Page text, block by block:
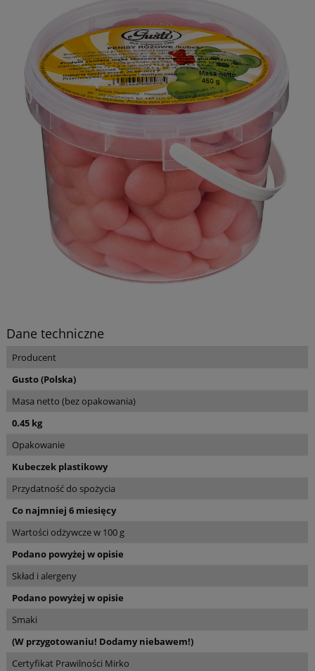
Dane techniczne
Producent
Gusto (Polska)
Masa netto (bez opakowania)
0.45 kg
Opakowanie
Kubeczek plastikowy
Przydatność do spożycia
Co najmniej 6 miesięcy
Wartości odżywcze w 100 g
Podano powyżej w opisie
Skład i alergeny
Podano powyżej w opisie
Smaki
(W przygotowaniu! Dodamy niebawem!)
Certyfikat Prawilności Mirko